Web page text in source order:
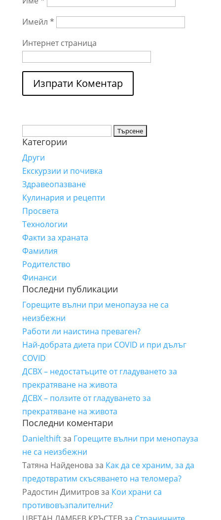
Имейл *
Интернет страница
за:
Категории
Други
Екскурзии и почивка
Здравеопазване
Кулинария и рецепти
Просвета
Технологии
Факти за храната
Фамилия
Родителство
Финанси
Последни публикации
Горещите вълни при менопауза не са
неизбежни
Работи ли наистина преваген?
Най-добрата диета при COVID и при дълъг
COVID
ДСВХ – недостатъците от гладуването за
прекратяване на живота
ДСВХ – ползите от гладуването за
прекратяване на живота
Последни коментари
Danielthiftза Горещите вълни при менопауза
не са неизбежни
Татяна Найденова за Как да се храним, за да
предотвратим скъсяването на теломера?
Радостин Димитровза Кои храни са
противовъзпалителни?